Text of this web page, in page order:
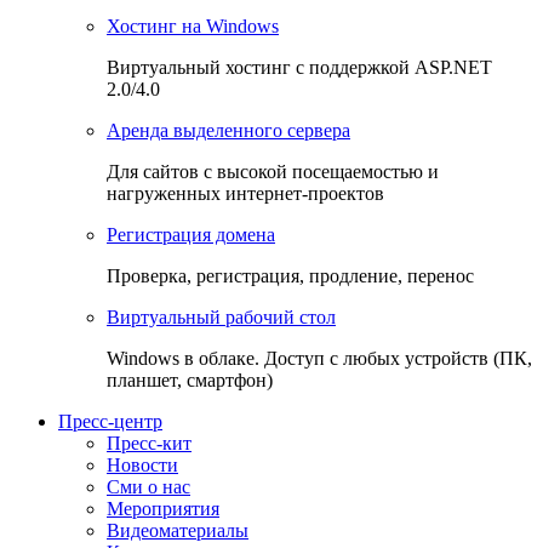
Хостинг на Windows
Виртуальный хостинг с поддержкой ASP.NET
2.0/4.0
Аренда выделенного сервера
Для сайтов с высокой посещаемостью и
нагруженных интернет-проектов
Регистрация домена
Проверка, регистрация, продление, перенос
Виртуальный рабочий стол
Windows в облаке. Доступ с любых устройств (ПК,
планшет, смартфон)
Пресс-центр
Пресс-кит
Новости
Сми о нас
Мероприятия
Видеоматериалы